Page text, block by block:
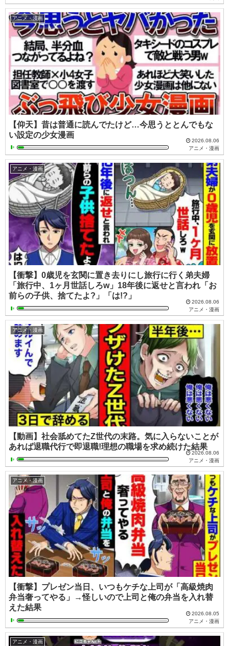
アニメ・漫画
【仰天】昔は普通に読んでたけど…今思うととんでもな
い設定の少女漫画
2026.08.06
アニメ・漫画
アニメ・漫画
【衝撃】0歳児を玄関に置き去りにし旅行に行く弟夫婦
「旅行中、1ヶ月世話しろw」18年後に返せと言われ「お
前らの子供、捨てたよ?」「は!?」
2026.08.06
アニメ・漫画
アニメ・漫画
【動画】社会舐めてたZ世代の末路。気に入らないことが
あれば退職代行で即退職!理想の職場を求め続けた結果
2026.08.06
アニメ・漫画
アニメ・漫画
【衝撃】プレゼン当日、いつもケチな上司が「高級焼肉
弁当奢ってやる」→怪しいので上司と俺の弁当を入れ替
えた結果
2026.08.05
アニメ・漫画
アニメ・漫画